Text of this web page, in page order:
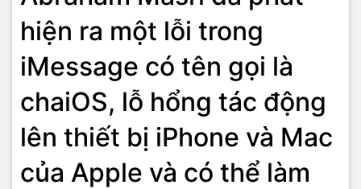
hiện ra một lỗi trong
iMessage có tên gọi là
chaiOS, lỗ hổng tác động
lên thiết bị iPhone và Mac
của Apple và có thể làm